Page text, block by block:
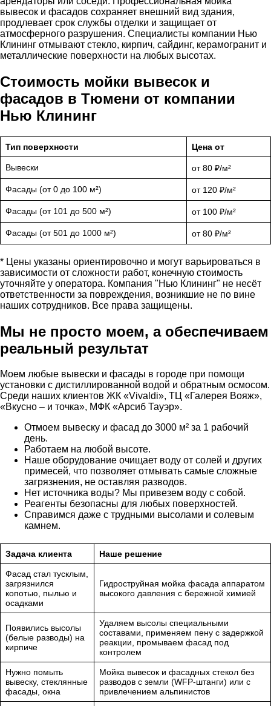
вывесок и фасадов сохраняет внешний вид здания,
продлевает срок службы отделки и защищает от
атмосферного разрушения. Специалисты компании Нью
Клининг отмывают стекло, кирпич, сайдинг, керамогранит и
металлические поверхности на любых высотах.
Стоимость мойки вывесок и
фасадов в Тюмени от компании
Нью Клининг
Тип поверхности Цена от
Вывески от 80 ₽/м²
Фасады (от 0 до 100 м²) от 120 ₽/м²
Фасады (от 101 до 500 м²) от 100 ₽/м²
Фасады (от 501 до 1000 м²) от 80 ₽/м²
* Цены указаны ориентировочно и могут варьироваться в
зависимости от сложности работ, конечную стоимость
уточняйте у оператора. Компания "Нью Клининг" не несёт
ответственности за повреждения, возникшие не по вине
наших сотрудников. Все права защищены.
Мы не просто моем, а обеспечиваем
реальный результат
Моем любые вывески и фасады в городе при помощи
установки с дистиллированной водой и обратным осмосом.
Среди наших клиентов ЖК «Vivaldi», ТЦ «Галерея Вояж»,
«Вкусно – и точка», МФК «Арсиб Тауэр».
Отмоем вывеску и фасад до 3000 м² за 1 рабочий
день.
Работаем на любой высоте.
Наше оборудование очищает воду от солей и других
примесей, что позволяет отмывать самые сложные
загрязнения, не оставляя разводов.
Нет источника воды? Мы привезем воду с собой.
Реагенты безопасны для любых поверхностей.
Справимся даже с трудными высолами и солевым
камнем.
Задача клиента Наше решение
Фасад стал тусклым,
загрязнился
копотью, пылью и
осадками
Гидроструйная мойка фасада аппаратом
высокого давления с бережной химией
Появились высолы
(белые разводы) на
кирпиче
Удаляем высолы специальными
составами, применяем пену с задержкой
реакции, промываем фасад под
контролем
Нужно помыть
вывеску, стеклянные
фасады, окна
Мойка вывесок и фасадных стекол без
разводов с земли (WFP-штанги) или с
привлечением альпинистов